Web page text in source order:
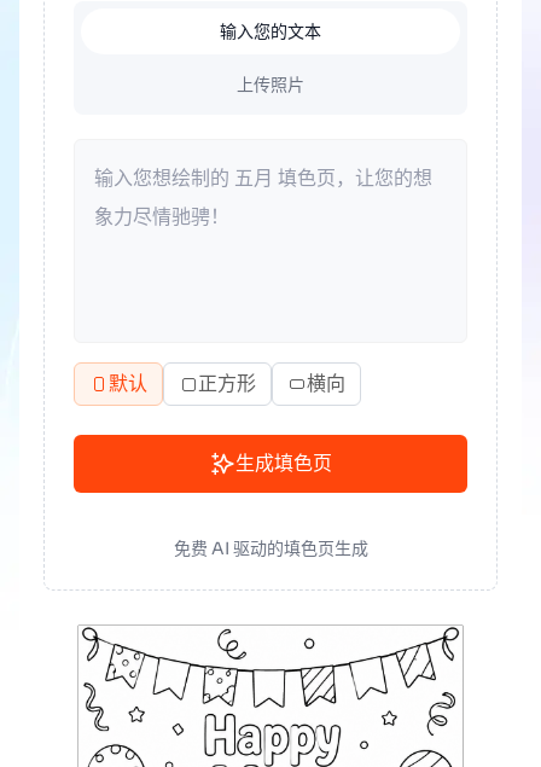
输入您的文本
上传照片
默认 正方形 横向
生成填色页
免费 AI 驱动的填色页生成